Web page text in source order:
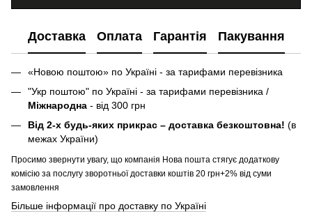
Доставка Оплата Гарантія Пакування
«Новою поштою» по Україні - за тарифами перевізника
"Укр поштою" по Україні - за тарифами перевізника /
Міжнародна - від 300 грн
Від 2-х будь-яких прикрас – доставка безкоштовна! (в
межах України)
Просимо звернути увагу, що компанія Нова пошта стягує додаткову
комісію за послугу зворотньої доставки коштів 20 грн+2% від суми
замовлення
Більше інформації про доставку по Україні